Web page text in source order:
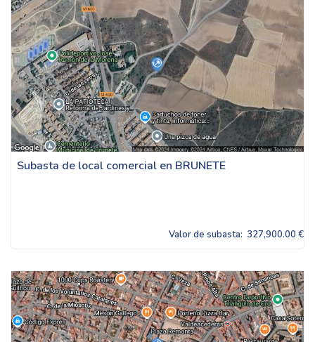
Subasta de local comercial en BRUNETE
Valor de subasta: 327,900.00 €